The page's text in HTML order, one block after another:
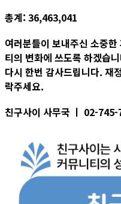
총계: 36,463,041
여러분들이 보내주신 소중
티의 변화에 쓰도록 하겠습
다시 한번 감사드립니다. 재
락주세요.
친구사이 사무국 ㅣ 02-